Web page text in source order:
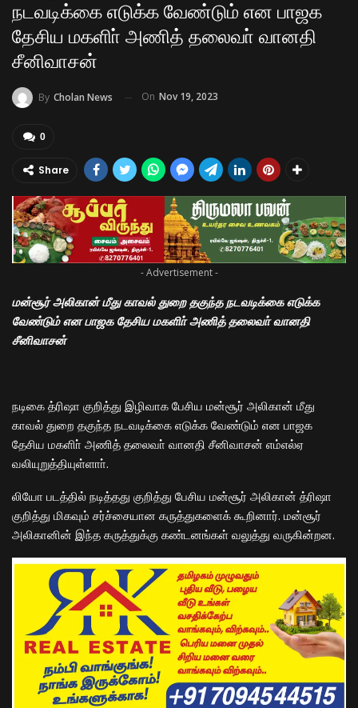
நடவடிக்கை எடுக்க வேண்டும் என பாஜக
தேசிய மகளிா் அணித் தலைவா் வானதி
சீனிவாசன்
By Cholan News On Nov 19, 2023
0
Share
- Advertisement -
மன்சூர் அலிகான் மீது காவல் துறை தகுந்த நடவடிக்கை எடுக்க
வேண்டும் என பாஜக தேசிய மகளிா் அணித் தலைவா் வானதி
சீனிவாசன்
நடிகை த்ரிஷா குறித்து இழிவாக பேசிய மன்சூர் அலிகான் மீது
காவல் துறை தகுந்த நடவடிக்கை எடுக்க வேண்டும் என பாஜக
தேசிய மகளிா் அணித் தலைவா் வானதி சீனிவாசன் எம்எல்ஏ
வலியுறுத்தியுள்ளாா்.
லியோ படத்தில் நடித்தது குறித்து பேசிய மன்சூர் அலிகான் த்ரிஷா
குறித்து மிகவும் சர்ச்சையான கருத்துகளைக் கூறினார். மன்சூர்
அலிகானின் இந்த கருத்துக்கு கண்டனங்கள் வலுத்து வருகின்றன.